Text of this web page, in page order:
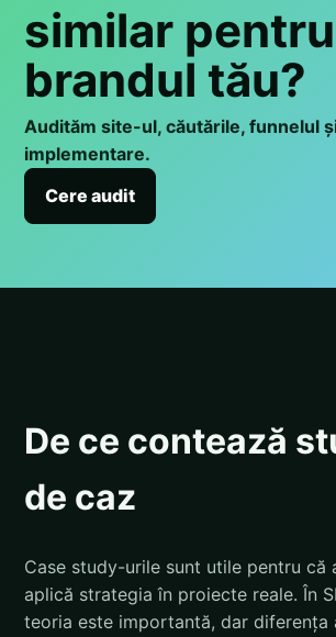
similar pentru
brandul tău?
Audităm site-ul, căutările, funnelul
implementare.
Cere audit
De ce contează
de caz
Case study-urile sunt utile pentru că
aplică strategia în proiecte reale. În
teoria este importantă, dar diferența